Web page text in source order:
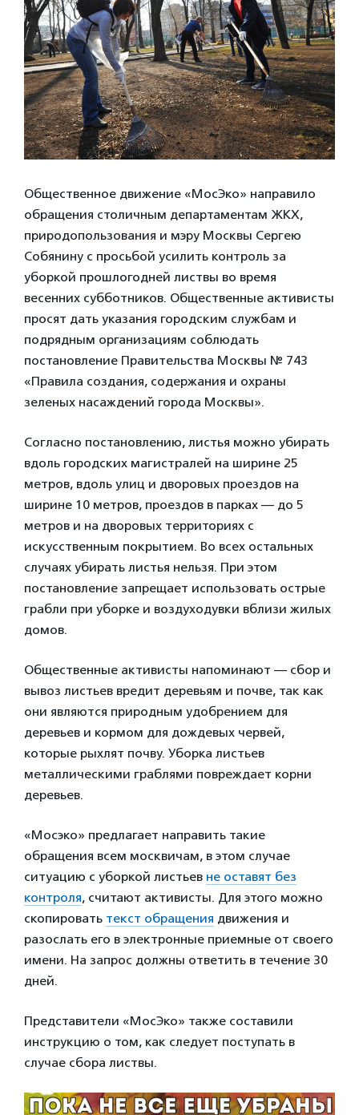
Общественное движение «МосЭко» направило
обращения столичным департаментам ЖКХ,
природопользования и мэру Москвы Сергею
Собянину с просьбой усилить контроль за
уборкой прошлогодней листвы во время
весенних субботников. Общественные активисты
просят дать указания городским службам и
подрядным организациям соблюдать
постановление Правительства Москвы № 743
«Правила создания, содержания и охраны
зеленых насаждений города Москвы».
Согласно постановлению, листья можно убирать
вдоль городских магистралей на ширине 25
метров, вдоль улиц и дворовых проездов на
ширине 10 метров, проездов в парках — до 5
метров и на дворовых территориях с
искусственным покрытием. Во всех остальных
случаях убирать листья нельзя. При этом
постановление запрещает использовать острые
грабли при уборке и воздуходувки вблизи жилых
домов.
Общественные активисты напоминают — сбор и
вывоз листьев вредит деревьям и почве, так как
они являются природным удобрением для
деревьев и кормом для дождевых червей,
которые рыхлят почву. Уборка листьев
металлическими граблями повреждает корни
деревьев.
«Мосэко» предлагает направить такие
обращения всем москвичам, в этом случае
ситуацию с уборкой листьев не оставят без
контроля, считают активисты. Для этого можно
скопировать текст обращения движения и
разослать его в электронные приемные от своего
имени. На запрос должны ответить в течение 30
дней.
Представители «МосЭко» также составили
инструкцию о том, как следует поступать в
случае сбора листвы.